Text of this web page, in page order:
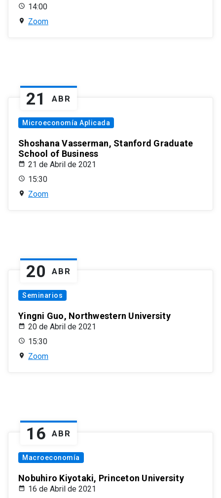
14:00
Zoom
21 ABR
Microeconomía Aplicada
Shoshana Vasserman, Stanford Graduate
School of Business
21 de Abril de 2021
15:30
Zoom
20 ABR
Seminarios
Yingni Guo, Northwestern University
20 de Abril de 2021
15:30
Zoom
16 ABR
Macroeconomía
Nobuhiro Kiyotaki, Princeton University
16 de Abril de 2021